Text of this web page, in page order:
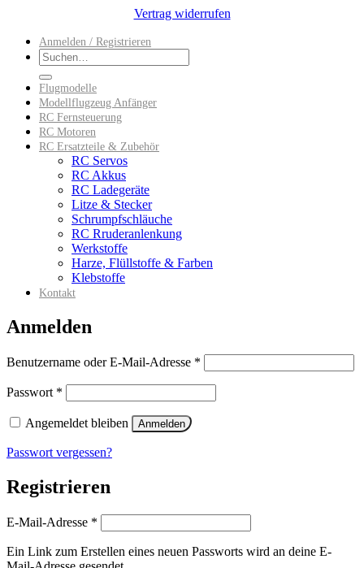
Vertrag widerrufen
Anmelden / Registrieren
Suchen
nach:
Flugmodelle
Modellflugzeug Anfänger
RC Fernsteuerung
RC Motoren
RC Ersatzteile & Zubehör
RC Servos
RC Akkus
RC Ladegeräte
Litze & Stecker
Schrumpfschläuche
RC Rruderanlenkung
Werkstoffe
Harze, Flüllstoffe & Farben
Klebstoffe
Kontakt
Anmelden
Benutzername oder E-Mail-Adresse *
Passwort *
Angemeldet bleiben Anmelden
Passwort vergessen?
Registrieren
E-Mail-Adresse *
Ein Link zum Erstellen eines neuen Passworts wird an deine E-